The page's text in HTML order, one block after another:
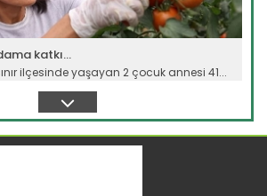
katkı...
ilçesinde yaşayan 2 çocuk annesi 41...